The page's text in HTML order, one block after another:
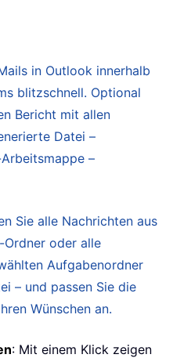
in Outlook innerhalb
blitzschnell. Optional
Bericht mit allen
Datei –
–
Sie alle Nachrichten aus
oder alle
Aufgabenordner
– und passen Sie die
Wünschen an.
: Mit einem Klick zeigen